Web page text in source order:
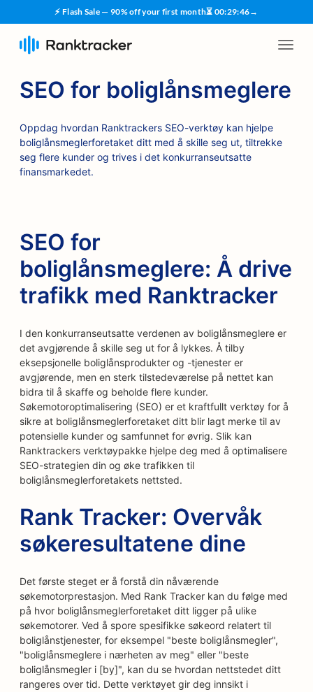
⚡ Flash Sale — 90% off your first month⏳ 00:29:45→
SEO for boliglånsmeglere
Oppdag hvordan Ranktrackers SEO-verktøy kan hjelpe
boliglånsmeglerforetaket ditt med å skille seg ut, tiltrekke
seg flere kunder og trives i det konkurranseutsatte
finansmarkedet.
SEO for
boliglånsmeglere: Å drive
trafikk med Ranktracker
I den konkurranseutsatte verdenen av boliglånsmeglere er
det avgjørende å skille seg ut for å lykkes. Å tilby
eksepsjonelle boliglånsprodukter og -tjenester er
avgjørende, men en sterk tilstedeværelse på nettet kan
bidra til å skaffe og beholde flere kunder.
Søkemotoroptimalisering (SEO) er et kraftfullt verktøy for å
sikre at boliglånsmeglerforetaket ditt blir lagt merke til av
potensielle kunder og samfunnet for øvrig. Slik kan
Ranktrackers verktøypakke hjelpe deg med å optimalisere
SEO-strategien din og øke trafikken til
boliglånsmeglerforetakets nettsted.
Rank Tracker: Overvåk
søkeresultatene dine
Det første steget er å forstå din nåværende
søkemotorprestasjon. Med Rank Tracker kan du følge med
på hvor boliglånsmeglerforetaket ditt ligger på ulike
søkemotorer. Ved å spore spesifikke søkeord relatert til
boliglånstjenester, for eksempel "beste boliglånsmegler",
"boliglånsmeglere i nærheten av meg" eller "beste
boliglånsmegler i [by]", kan du se hvordan nettstedet ditt
rangeres over tid. Dette verktøyet gir deg innsikt i